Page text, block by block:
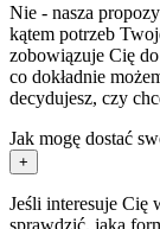
Nie - nasza
kątem potrzeb
zobowiązuje Cię
co dokładnie
decydujesz, czy
Jak mogę dostać
+
Jeśli interesuje Cię
sprawdzić, jaka